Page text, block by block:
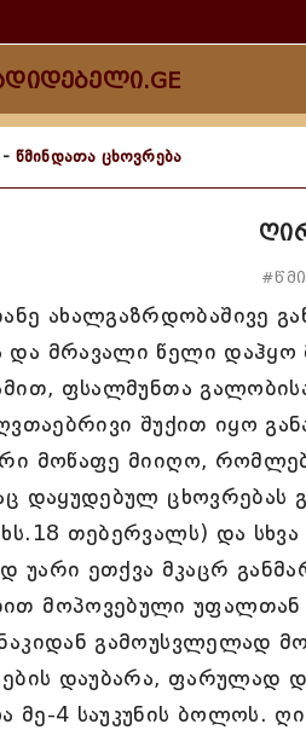
- წმინდათა ცხოვრება
ახალგაზრდობაშივე
და მრავალი წელი დაჰყო
ფსალმუნთა
ღვთაებრივი შუქით იყო
მოწაფე მიიღო,
დაყუდებულ
თებერვალს) და სხვა
უარი ეთქვა მკაცრ
მოპოვებული უფალთან
გამოუსვლელად
დაუბარა, ფარულად
მე-4 საუკუნის ბოლოს.